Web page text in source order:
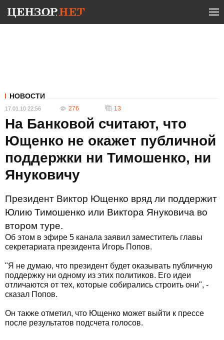
НОВОСТИ
17.01.10 22:56 276 13
На Банковой считают, что
Ющенко не окажет публичной
поддержки ни Тимошенко, ни
Януковичу
Президент Виктор Ющенко вряд ли поддержит
Юлию Тимошенко или Виктора Януковича во
втором туре.
Об этом в эфире 5 канала заявил заместитель главы
секретариата президента Игорь Попов.
"Я не думаю, что президент будет оказывать публичную
поддержку ни одному из этих политиков. Его идеи
отличаются от тех, которые собирались строить они", -
сказал Попов.
Он также отметил, что Ющенко может выйти к прессе
после результатов подсчета голосов.